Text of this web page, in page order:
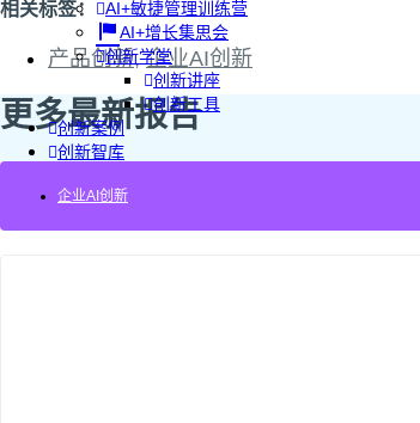
AI+敏捷管理训练营
AI+增长集思会
创新学堂
创新讲座
创新工具
创新案例
创新智库
产业创新洞察
相关标签：
产品创新,企业AI创新
更多最新报告
企业AI创新